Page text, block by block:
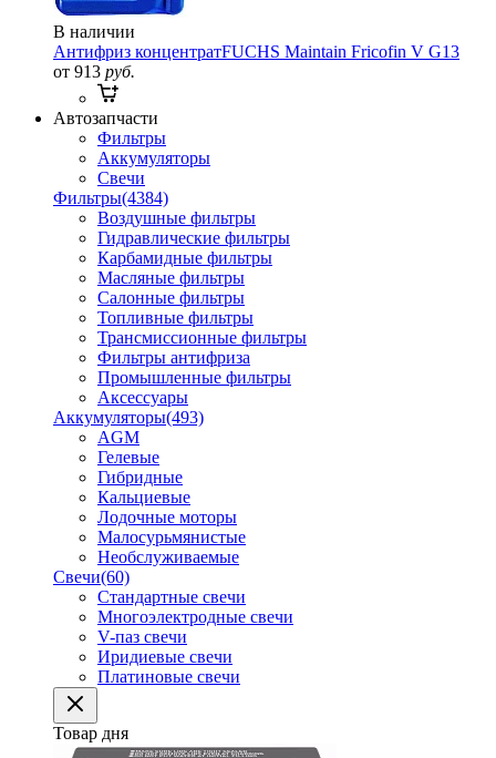
В наличии
Антифриз концентратFUCHS Maintain Fricofin V G13
от 913 руб.
Автозапчасти
Фильтры
Аккумуляторы
Свечи
Фильтры(4384)
Воздушные фильтры
Гидравлические фильтры
Карбамидные фильтры
Масляные фильтры
Салонные фильтры
Топливные фильтры
Трансмиссионные фильтры
Фильтры антифриза
Промышленные фильтры
Аксессуары
Аккумуляторы(493)
AGM
Гелевые
Гибридные
Кальциевые
Лодочные моторы
Малосурьмянистые
Необслуживаемые
Свечи(60)
Стандартные свечи
Многоэлектродные свечи
V-паз свечи
Иридиевые свечи
Платиновые свечи
Товар дня